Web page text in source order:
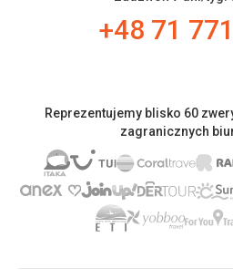
+48 71
Reprezentujemy blisko 60
zagranicznych